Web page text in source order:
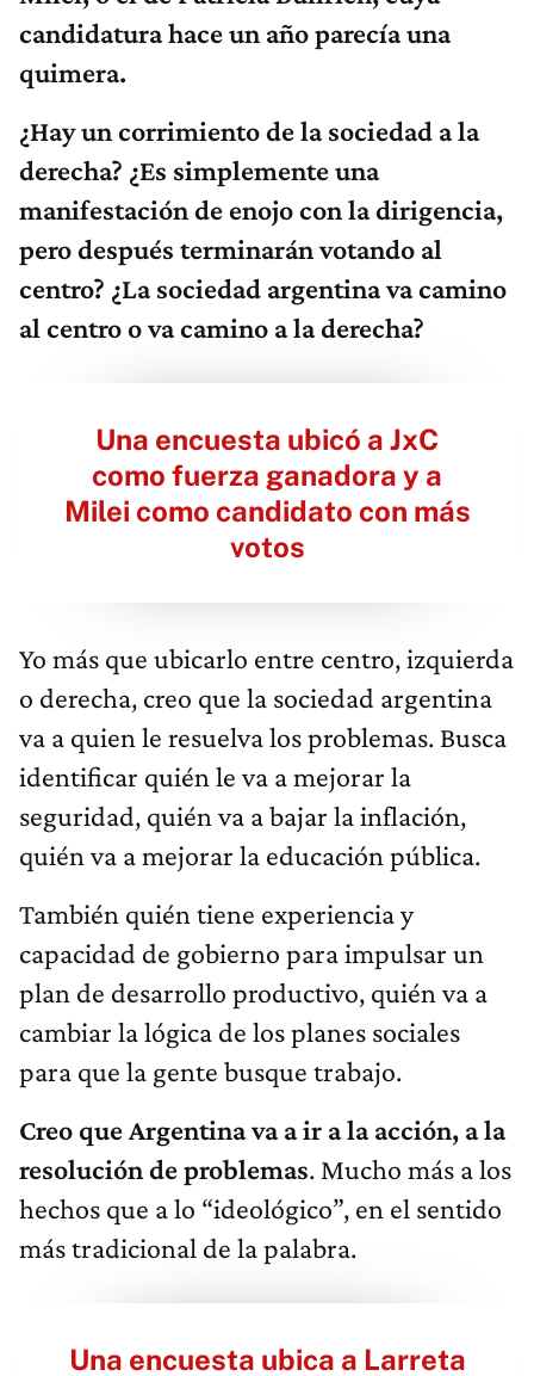
candidatura hace un año parecía una
quimera.
¿Hay un corrimiento de la sociedad a la
derecha? ¿Es simplemente una
manifestación de enojo con la dirigencia,
pero después terminarán votando al
centro? ¿La sociedad argentina va camino
al centro o va camino a la derecha?
Una encuesta ubicó a JxC
como fuerza ganadora y a
Milei como candidato con más
votos
Yo más que ubicarlo entre centro, izquierda
o derecha, creo que la sociedad argentina
va a quien le resuelva los problemas. Busca
identificar quién le va a mejorar la
seguridad, quién va a bajar la inflación,
quién va a mejorar la educación pública.
También quién tiene experiencia y
capacidad de gobierno para impulsar un
plan de desarrollo productivo, quién va a
cambiar la lógica de los planes sociales
para que la gente busque trabajo.
Creo que Argentina va a ir a la acción, a la
resolución de problemas. Mucho más a los
hechos que a lo “ideológico”, en el sentido
más tradicional de la palabra.
Una encuesta ubica a Larreta